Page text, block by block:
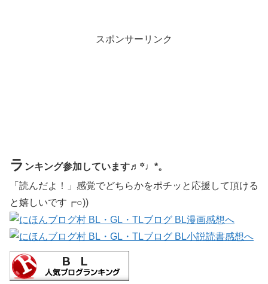
スポンサーリンク
ラ ンキング参加しています♬꙳♩*。
「読んだよ！」感覚でどちらかをポチッと応援して頂ける
と嬉しいです┏○))